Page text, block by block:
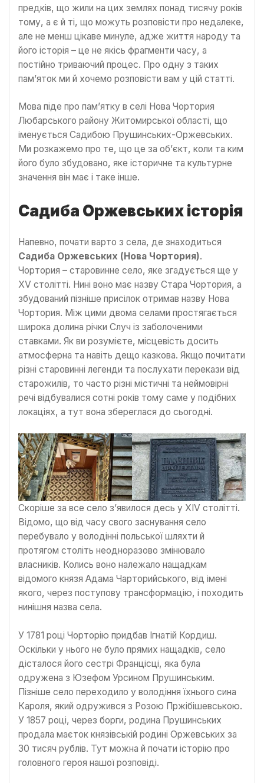
предків, що жили на цих землях понад тисячу років
тому, а є й ті, що можуть розповісти про недалеке,
але не менш цікаве минуле, адже життя народу та
його історія – це не якісь фрагменти часу, а
постійно триваючий процес. Про одну з таких
пам’яток ми й хочемо розповісти вам у цій статті.
Мова піде про пам’ятку в селі Нова Чортория
Любарського району Житомирської області, що
іменується Садибою Прушинських-Оржевських.
Ми розкажемо про те, що це за об’єкт, коли та ким
його було збудовано, яке історичне та культурне
значення він має і таке інше.
Садиба Оржевських історія
Напевно, почати варто з села, де знаходиться
Садиба Оржевських (Нова Чортория).
Чортория – старовинне село, яке згадується ще у
XV столітті. Нині воно має назву Стара Чортория, а
збудований пізніше присілок отримав назву Нова
Чортория. Між цими двома селами простягається
широка долина річки Случ із заболоченими
ставками. Як ви розумієте, місцевість досить
атмосферна та навіть дещо казкова. Якщо почитати
різні старовинні легенди та послухати перекази від
старожилів, то часто різні містичні та неймовірні
речі відбувалися сотні років тому саме у подібних
локаціях, а тут вона збереглася до сьогодні.
Скоріше за все село з’явилося десь у XIV столітті.
Відомо, що від часу свого заснування село
перебувало у володінні польської шляхти й
протягом століть неодноразово змінювало
власників. Колись воно належало нащадкам
відомого князя Адама Чарторийського, від імені
якого, через поступову трансформацію, і походить
нинішня назва села.
У 1781 році Чорторію придбав Ігнатій Кордиш.
Оскільки у нього не було прямих нащадків, село
дісталося його сестрі Францісці, яка була
одружена з Юзефом Урсином Прушинським.
Пізніше село переходило у володіння їхнього сина
Кароля, який одружився з Розою Пржібішевською.
У 1857 році, через борги, родина Прушинських
продала маєток князівській родині Оржевських за
30 тисяч рублів. Тут можна й почати історію про
головного героя нашої розповіді.